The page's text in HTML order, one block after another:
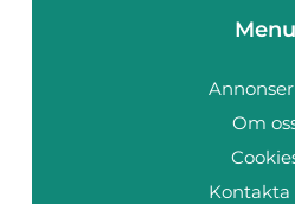
Menu
Om
Kontakta